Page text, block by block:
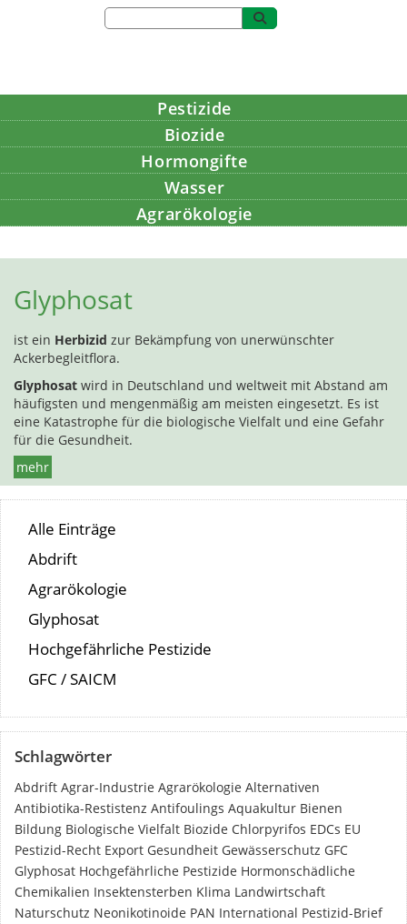
Pestizide
Biozide
Hormongifte
Wasser
Agrarökologie
Glyphosat
ist ein Herbizid zur Bekämpfung von unerwünschter
Ackerbegleitflora.
Glyphosat wird in Deutschland und weltweit mit Abstand am
häufigsten und mengenmäßig am meisten eingesetzt. Es ist
eine Katastrophe für die biologische Vielfalt und eine Gefahr
für die Gesundheit.
mehr
Alle Einträge
Abdrift
Agrarökologie
Glyphosat
Hochgefährliche Pestizide
GFC / SAICM
Schlagwörter
Abdrift Agrar-Industrie Agrarökologie Alternativen
Antibiotika-Restistenz Antifoulings Aquakultur Bienen
Bildung Biologische Vielfalt Biozide Chlorpyrifos EDCs EU
Pestizid-Recht Export Gesundheit Gewässerschutz GFC
Glyphosat Hochgefährliche Pestizide Hormonschädliche
Chemikalien Insektensterben Klima Landwirtschaft
Naturschutz Neonikotinoide PAN International Pestizid-Brief